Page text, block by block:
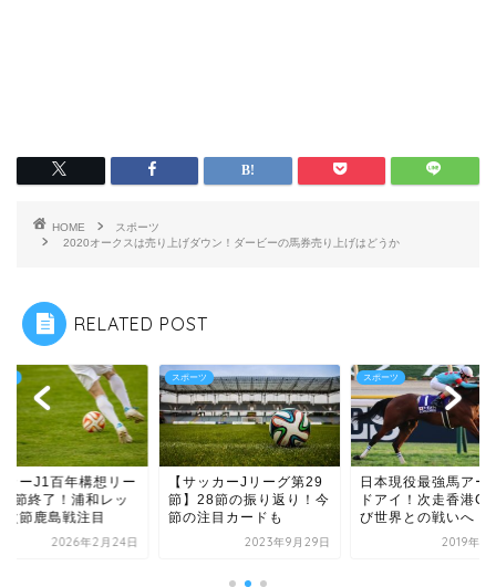
HOME
スポーツ
2020オークスは売り上げダウン！ダービーの馬券売り上げはどうか
RELATED POST
カーJ1百年構想リー
3節終了！浦和レッ
次節鹿島戦注目
2026年2月24日
スポーツ
【サッカーJリーグ第29
節】28節の振り返り！今
節の注目カードも
2023年9月29日
スポーツ
日本現役最強馬アー
ドアイ！次走香港C
び世界との戦いへ
2019年11